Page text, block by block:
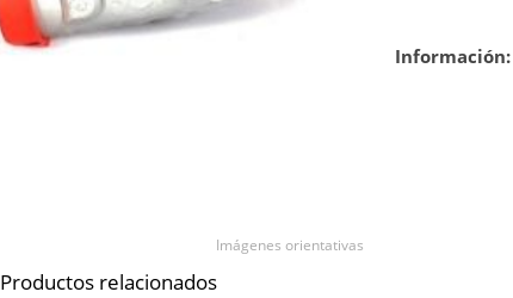
Información:
Imágenes orientativas
Productos relacionados